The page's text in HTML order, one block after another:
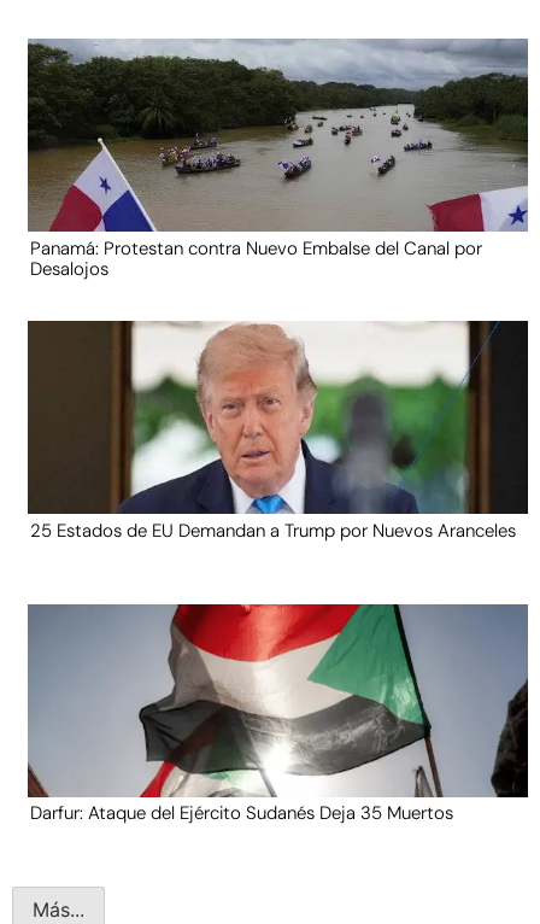
Panamá: Protestan contra Nuevo Embalse del Canal por
Desalojos
25 Estados de EU Demandan a Trump por Nuevos Aranceles
Darfur: Ataque del Ejército Sudanés Deja 35 Muertos
Más...